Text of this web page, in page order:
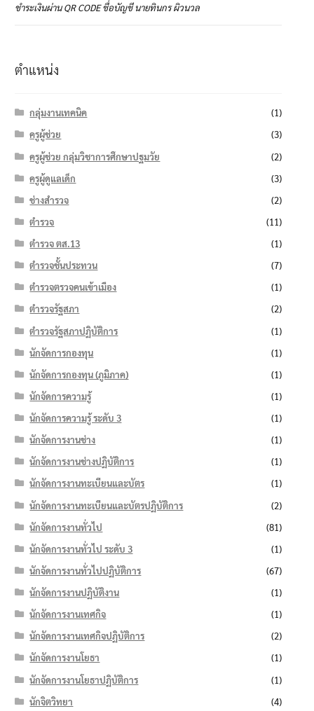
ชำระเงินผ่าน QR CODE ชื่อบัญชี นายทินกร ผิวนวล
ตำแหน่ง
กลุ่มงานเทคนิค
(1)
ครูผู้ช่วย
(3)
ครูผู้ช่วย กลุ่มวิชาการศึกษาปฐมวัย
(2)
ครูผู้ดูแลเด็ก
(3)
ช่างสำรวจ
(2)
ตำรวจ
(11)
ตำรวจ ตส.13
(1)
ตำรวจชั้นประทวน
(7)
ตำรวจตรวจคนเข้าเมือง
(1)
ตำรวจรัฐสภา
(2)
ตำรวจรัฐสภาปฏิบัติการ
(1)
นักจัดการกองทุน
(1)
นักจัดการกองทุน (ภูมิภาค)
(1)
นักจัดการความรู้
(1)
นักจัดการความรู้ ระดับ 3
(1)
นักจัดการงานช่าง
(1)
นักจัดการงานช่างปฏิบัติการ
(1)
นักจัดการงานทะเบียนและบัตร
(1)
นักจัดการงานทะเบียนและบัตรปฏิบัติการ
(2)
นักจัดการงานทั่วไป
(81)
นักจัดการงานทั่วไป ระดับ 3
(1)
นักจัดการงานทั่วไปปฏิบัติการ
(67)
นักจัดการงานปฏิบัติงาน
(1)
นักจัดการงานเทศกิจ
(1)
นักจัดการงานเทศกิจปฏิบัติการ
(2)
นักจัดการงานโยธา
(1)
นักจัดการงานโยธาปฏิบัติการ
(1)
นักจิตวิทยา
(4)